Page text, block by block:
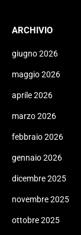
ARCHIVIO
giugno 2026
maggio 2026
aprile 2026
marzo 2026
febbraio 2026
gennaio 2026
dicembre 2025
novembre 2025
ottobre 2025